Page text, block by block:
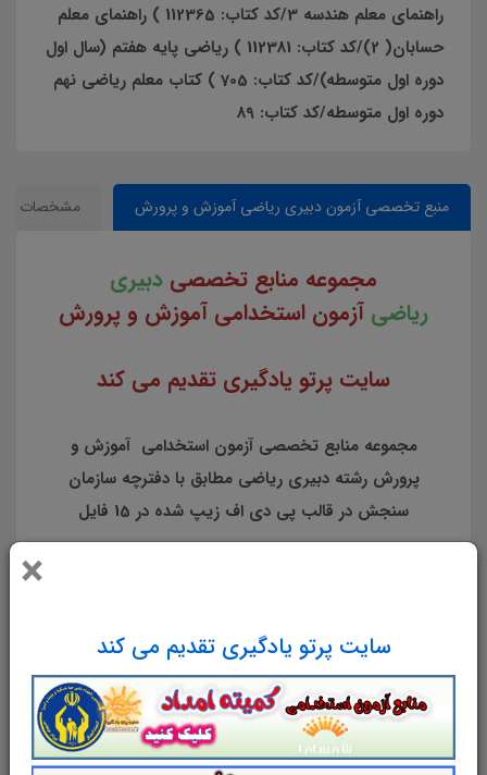
×
سایت پرتو یادگیری تقدیم می کند
راهنماي معلم هندسه 3/كد كتاب: 112365 ) راهنماي معلم
حسابان( 2)/كد كتاب: 112381 ) رياضي پايه هفتم (سال اول
دوره اول متوسطه)/كد كتاب: 705 ) كتاب معلم رياضي نهم
دوره اول متوسطه/كد كتاب: 89
منبع تخصصی آزمون دبیری ریاضی آموزش و پرورش مشخصات
مجموعه منابع تخصصی دبیری
ریاضی آزمون استخدامی آموزش و پرورش
سایت پرتو یادگیری تقدیم می کند
مجموعه منابع تخصصی آزمون استخدامی آموزش و
پرورش رشته دبیری ریاضی مطابق با دفترچه سازمان
سنجش در قالب پی دی اف زیپ شده در 15 فایل
2) راهنماي معلم رياضي (1)/كد كتاب: 110364